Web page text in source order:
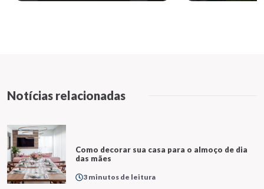
Notícias relacionadas
Como decorar sua casa para o almoço de dia
das mães
3 minutos de leitura